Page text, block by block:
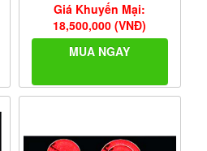
Giá Khuyến Mại:
18,500,000 (VNĐ)
MUA NGAY